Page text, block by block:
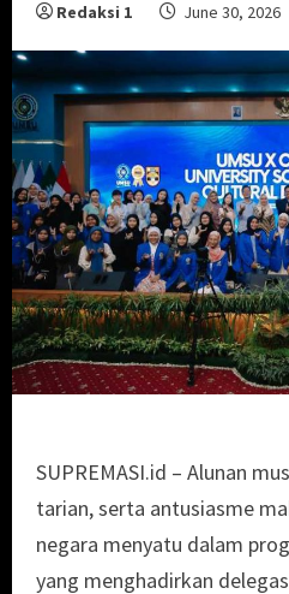
Redaksi 1 June 30, 2026
SUPREMASI.id – Alunan
tarian, serta antusiasme
negara menyatu dalam
yang menghadirkan